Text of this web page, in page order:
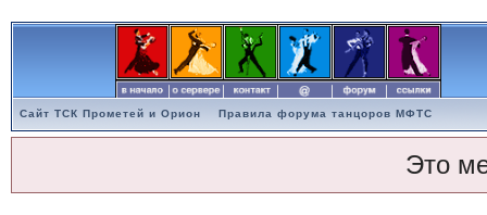
Сайт ТСК Прометей и Орион Правила форума танцоров МФТС
Это